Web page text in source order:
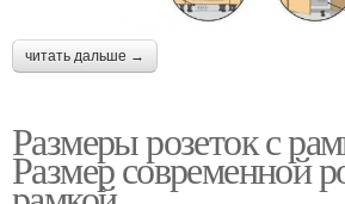
читать дальше →
Размеры розеток с
Размер современной